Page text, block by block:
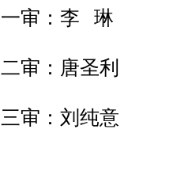
一审：李 琳
二审：唐圣利
三审：刘纯意